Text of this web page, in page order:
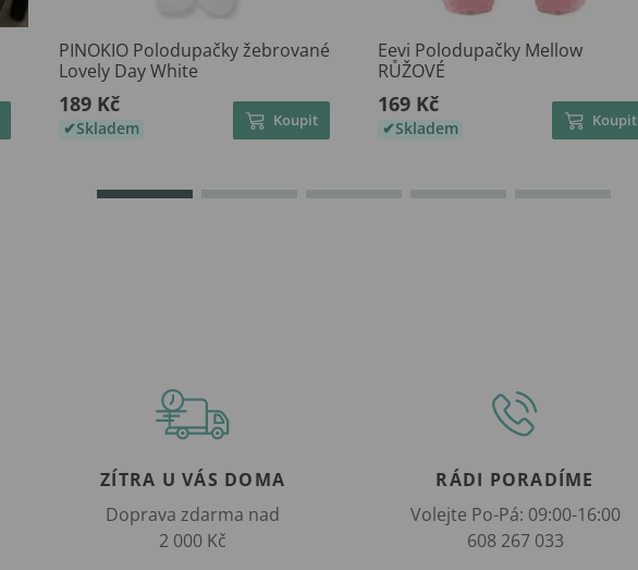
PINOKIO Polodupačky žebrované
Lovely Day White
189 Kč
Skladem Koupit
Eevi Polodupačky Mellow
RŮŽOVÉ
169 Kč
Skladem Koupit
ZÍTRA U VÁS DOMA
Doprava zdarma nad
2 000 Kč
RÁDI PORADÍME
Volejte Po-Pá: 09:00-16:00
608 267 033